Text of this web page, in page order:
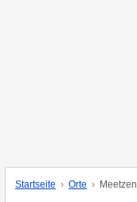
Startseite Orte Meetzen